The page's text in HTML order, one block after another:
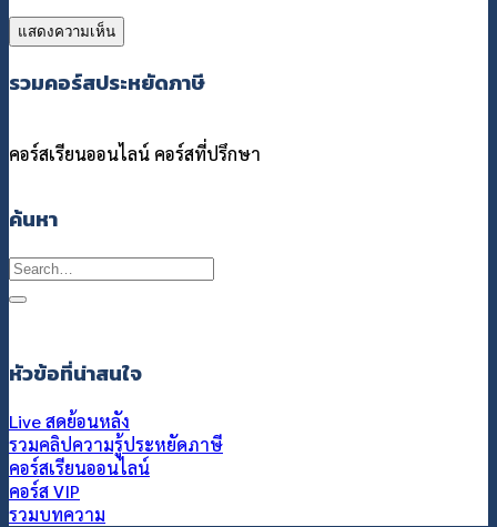
รวมคอร์สประหยัดภาษี
คอร์สเรียนออนไลน์ คอร์สที่ปรึกษา
ค้นหา
Search
for:
หัวข้อที่น่าสนใจ
Live สดย้อนหลัง
รวมคลิปความรู้ประหยัดภาษี
คอร์สเรียนออนไลน์
คอร์ส VIP
รวมบทความ